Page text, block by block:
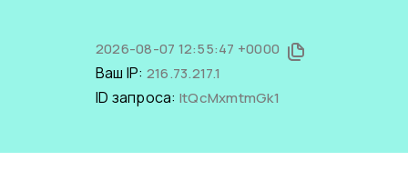
2026-08-07 12:55:47 +0000
Ваш IP: 216.73.217.1
ID запроса: ltQcMxmtmGk1